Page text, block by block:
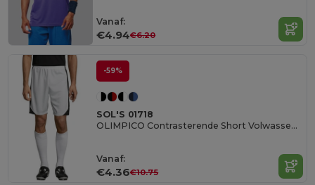
Vanaf:
€4.94€6.20
-59%
SOL'S 01718
OLIMPICO Contrasterende Short Volwassenen
Vanaf:
€4.36€10.75